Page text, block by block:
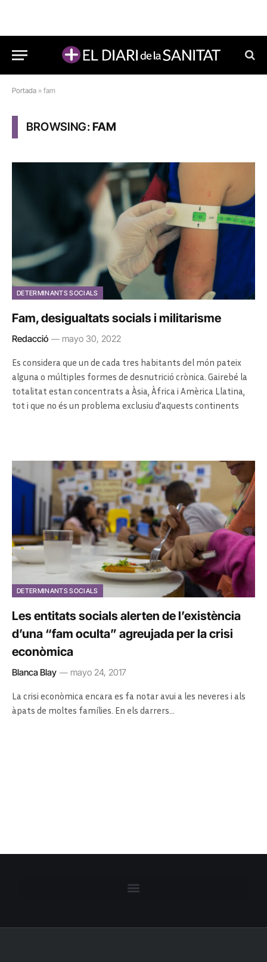
Portada » fam
BROWSING:FAM
DETERMINANTS SOCIALS
Fam, desigualtats socials i militarisme
Redacció mayo 30, 2022
Es considera que un de cada tres habitants del món pateix
alguna o múltiples formes de desnutrició crònica. Gairebé la
totalitat estan concentrats a Àsia, Àfrica i Amèrica Llatina,
tot i que no és un problema exclusiu d’aquests continents
DETERMINANTS SOCIALS
Les entitats socials alerten de l’existència
d’una “fam oculta” agreujada per la crisi
econòmica
Blanca Blay mayo 24, 2017
La crisi econòmica encara es fa notar avui a les neveres i als
àpats de moltes famílies. En els darrers…